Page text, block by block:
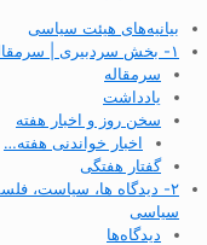
بیانیه‌های هیئت سیاسی
۱- بخش سردبیری | سرمقاله، یادداشت، سخن روز و پژوهش‌ها
سرمقاله
یادداشت
سخن روز و اخبار هفته
اخبار خواندنی هفته…
گفتار هفتگی
۲- دیدگاه ها، سیاست،
سیاسی
دیدگاه‌ها